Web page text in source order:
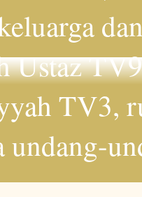
Ustaz
TV3,
undang-